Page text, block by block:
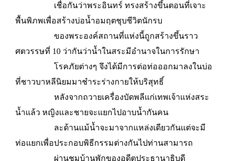
เชื่อกันว่าพระอินทร์ ทรงสร้างขึ้นตอนที่เจาะ
พื้นพิภพเพื่อสร้างบ่อน้ำอมฤตชุบชีวิตนักรบ
ของพระองค์สถานที่แห่งนี้ถูกสร้างขึ้นราว
ศตวรรษที่ 10 ว่ากันว่าน้ำในสระมีอำนาจในการรักษา
โรคภัยต่างๆ จึงได้มีการต่อท่อออกมาลงในบ่อ
ที่ชาวบาหลีนิยมมาชำระร่างกายให้บริสุทธิ์
หลังจากถวายเครื่องบัดพลีแก่เทพเจ้าแห่งสระ
น้ำแล้ว หญิงและชายจะแยกไปอาบน้ำกันคน
ละด้านแม้น้ำจะมาจากแหล่งเดียวกันแต่จะมี
ท่อแยกเพื่อประกอบพิธีกรรมต่างกันไปท่านสามารถ
ผ่านชมบ้านพักของอดีตประธานาธิบดี